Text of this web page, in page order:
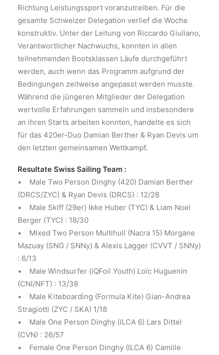
Richtung Leistungssport voranzutreiben. Für die
gesamte Schweizer Delegation verlief die Woche
konstruktiv. Unter der Leitung von Riccardo Giuliano,
Verantwortlicher Nachwuchs, konnten in allen
teilnehmenden Bootsklassen Läufe durchgeführt
werden, auch wenn das Programm aufgrund der
Bedingungen zeitweise angepasst werden musste.
Während die jüngeren Mitglieder der Delegation
wertvolle Erfahrungen sammeln und insbesondere
an ihren Starts arbeiten konnten, handelte es sich
für das 420er-Duo Damian Berther & Ryan Devis um
den letzten gemeinsamen Wettkampf.
Resultate Swiss Sailing Team :
• Male Two Person Dinghy (420) Damian Berther
(DRCS/ZYC) & Ryan Devis (DRCS) : 12/28
• Male Skiff (29er) Ikke Huber (TYC) & Liam Noel
Berger (TYC) : 18/30
• Mixed Two Person Multihull (Nacra 15) Morgane
Mazuay (SNG / SNNy) & Alexis Lagger (CVVT / SNNy)
: 6/13
• Male Windsurfer (iQFoil Youth) Loïc Huguenin
(CNI/NFT) : 13/38
• Male Kiteboarding (Formula Kite) Gian-Andrea
Stragiotti (ZYC / SKA) 1/18
• Male One Person Dinghy (ILCA 6) Lars Dittel
(CVN) : 26/57
• Female One Person Dinghy (ILCA 6) Camille